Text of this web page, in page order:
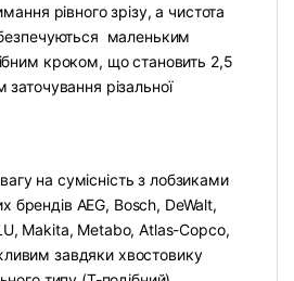
рівного зрізу, а чистота
маленьким
кроком, що становить 2,5
різальної
на сумісність з лобзиками
брендів AEG, Bosch, DeWalt,
Makita, Metabo, Atlas-Copco,
завдяки хвостовику